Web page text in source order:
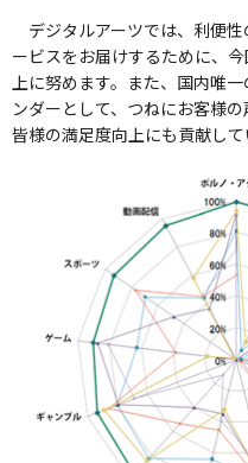
デジタルアーツでは、利便
ービスをお届けするために、
上に努めます。また、国内唯
ンダーとして、つねにお客様
皆様の満足度向上にも貢献して